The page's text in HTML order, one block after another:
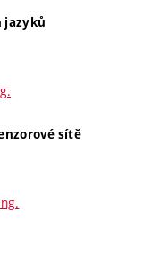
jazyků
sítě